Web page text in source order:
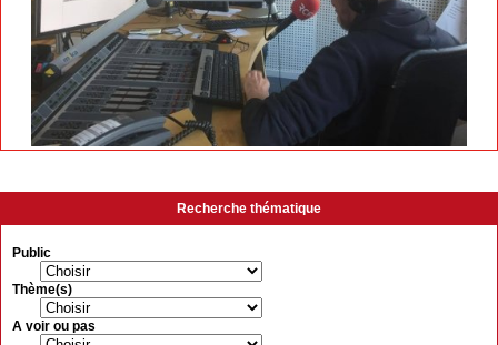
Recherche thématique
Public
Thème(s)
A voir ou pas